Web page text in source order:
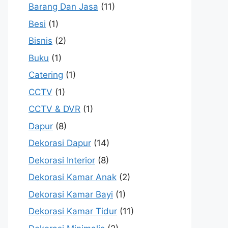
Barang Dan Jasa (11)
Besi (1)
Bisnis (2)
Buku (1)
Catering (1)
CCTV (1)
CCTV & DVR (1)
Dapur (8)
Dekorasi Dapur (14)
Dekorasi Interior (8)
Dekorasi Kamar Anak (2)
Dekorasi Kamar Bayi (1)
Dekorasi Kamar Tidur (11)